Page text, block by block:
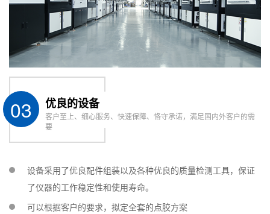
03 优良的设备
客户至上、细心服务、快速保障、恪守承诺，满足国内外客户的需
要
设备采用了优良配件组装以及各种优良的质量检测工具，保证
了仪器的工作稳定性和使用寿命。
可以根据客户的要求，拟定全套的点胶方案